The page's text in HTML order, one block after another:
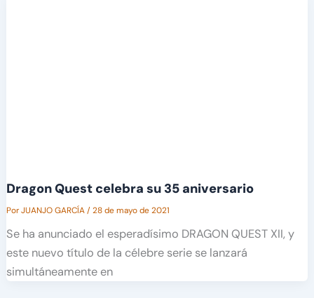
Dragon Quest celebra su 35 aniversario
PorJUANJO GARCÍA/28 de mayo de 2021
Se ha anunciado el esperadísimo DRAGON QUEST XII, y
este nuevo título de la célebre serie se lanzará
simultáneamente en